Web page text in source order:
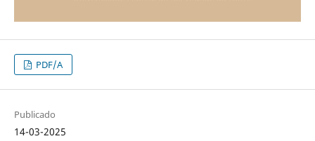
PDF/A
Publicado
14-03-2025